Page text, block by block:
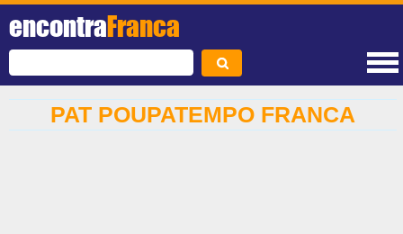
encontraFranca
PAT POUPATEMPO FRANCA